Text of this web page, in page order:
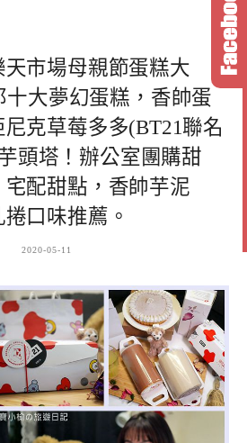
天市場母親節蛋糕大
十大夢幻蛋糕，香帥蛋
克草莓多多(BT21聯名
頭塔！辦公室團購甜
配甜點，香帥芋泥
口味推薦。
2020-05-11